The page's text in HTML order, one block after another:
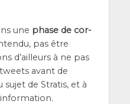
une phase de cor­
pas être
d’ailleurs à ne pas
avant de
de Stra­tis, et à